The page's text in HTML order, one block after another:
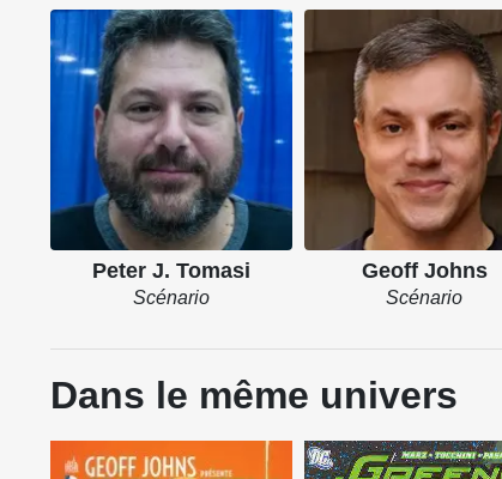
Peter J. Tomasi
Scénario
Geoff Johns
Scénario
Dans le même univers